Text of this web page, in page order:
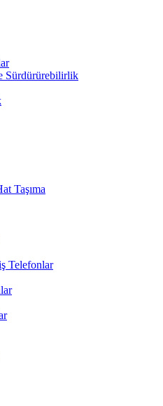
Sürdürürebilirlik
Taşıma
Telefonlar